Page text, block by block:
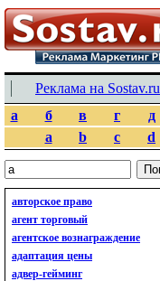
Реклама на Sostav.ru
а
б в г д
a
b c d
авторское право
агент торговый
агентское вознаграждение
адаптация цены
адвер-гейминг